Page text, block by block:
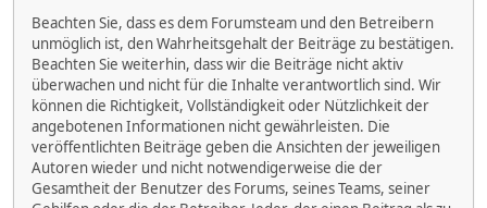
Beachten Sie, dass es dem Forumsteam und den Betreibern
unmöglich ist, den Wahrheitsgehalt der Beiträge zu bestätigen.
Beachten Sie weiterhin, dass wir die Beiträge nicht aktiv
überwachen und nicht für die Inhalte verantwortlich sind. Wir
können die Richtigkeit, Vollständigkeit oder Nützlichkeit der
angebotenen Informationen nicht gewährleisten. Die
veröffentlichten Beiträge geben die Ansichten der jeweiligen
Autoren wieder und nicht notwendigerweise die der
Gesamtheit der Benutzer des Forums, seines Teams, seiner